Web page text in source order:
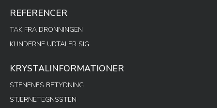
REFERENCER
TAK FRA DRONNINGEN
KUNDERNE UDTALER SIG
KRYSTALINFORMATIONER
STENENES BETYDNING
STJERNETEGNSSTEN